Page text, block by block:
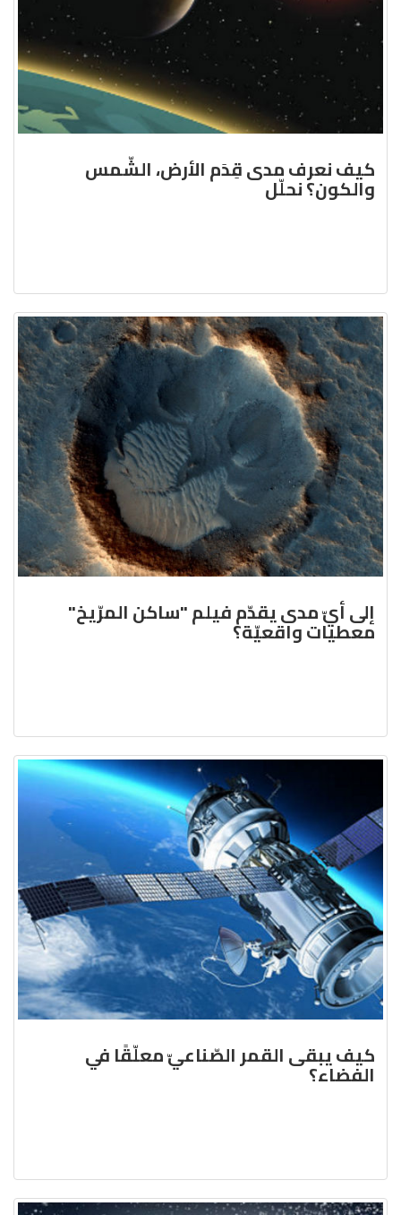
كيف نعرف مدى قِدَم الأرض، الشّمس
والكون؟ نحلّل
إلى أيّ مدى يقدّم فيلم "ساكن المرّيخ"
معطيات واقعيّة؟
كيف يبقى القمر الصّناعيّ معلّقًا في
الفضاء؟